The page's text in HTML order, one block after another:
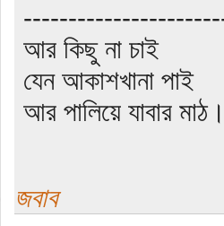
আর কিছু না চাই
যেন আকাশখানা পাই
আর পালিয়ে যাবার
জবাব